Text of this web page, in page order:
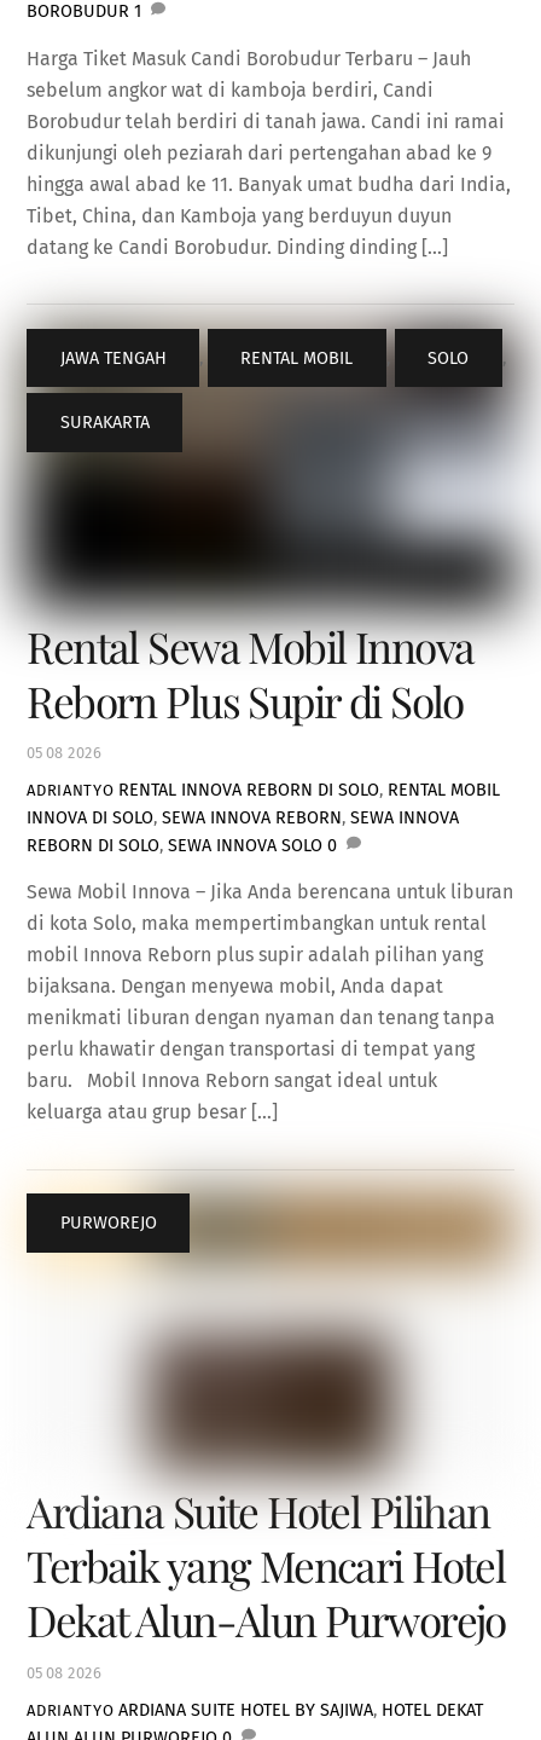
BOROBUDUR 1
Harga Tiket Masuk Candi Borobudur Terbaru – Jauh
sebelum angkor wat di kamboja berdiri, Candi
Borobudur telah berdiri di tanah jawa. Candi ini ramai
dikunjungi oleh peziarah dari pertengahan abad ke 9
hingga awal abad ke 11. Banyak umat budha dari India,
Tibet, China, dan Kamboja yang berduyun duyun
datang ke Candi Borobudur. Dinding dinding […]
05 08 2026
Rental Sewa Mobil Innova
Reborn Plus Supir di Solo
ADRIANTYO
JAWA TENGAH , RENTAL MOBIL SOLO ,
SURAKARTA
RENTAL INNOVA REBORN DI SOLO, RENTAL MOBIL
INNOVA DI SOLO,SEWA INNOVA REBORN,SEWA INNOVA
REBORN DI SOLO,SEWA INNOVA SOLO 0
Sewa Mobil Innova – Jika Anda berencana untuk liburan
di kota Solo, maka mempertimbangkan untuk rental
mobil Innova Reborn plus supir adalah pilihan yang
bijaksana. Dengan menyewa mobil, Anda dapat
menikmati liburan dengan nyaman dan tenang tanpa
perlu khawatir dengan transportasi di tempat yang
baru. Mobil Innova Reborn sangat ideal untuk
keluarga atau grup besar […]
05 08 2026
Ardiana Suite Hotel Pilihan
Terbaik yang Mencari Hotel
Dekat Alun-Alun Purworejo
ADRIANTYO
PURWOREJO
ARDIANA SUITE HOTEL BY SAJIWA, HOTEL DEKAT